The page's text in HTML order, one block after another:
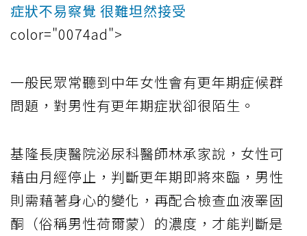
症狀不易察覺 很難坦然接受
color="0074ad">
一般民眾常聽到中年女性會有更年期症候群
問題，對男性有更年期症狀卻很陌生。
基隆長庚醫院泌尿科醫師林承家說，女性可
藉由月經停止，判斷更年期即將來臨，男性
則需藉著身心的變化，再配合檢查血液睪固
酮（俗稱男性荷爾蒙）的濃度，才能判斷是